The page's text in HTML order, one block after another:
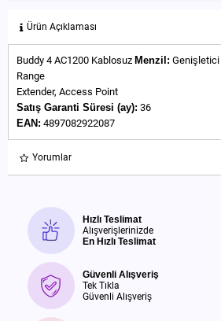
Ürün Açıklaması
Buddy 4 AC1200 Kablosuz Menzil: Genişletici
Range
Extender, Access Point
Satış Garanti Süresi (ay): 36
EAN: 4897082922087
Yorumlar
Hızlı Teslimat
Alışverişlerinizde
En Hızlı Teslimat
Güvenli Alışveriş
Tek Tıkla
Güvenli Alışveriş